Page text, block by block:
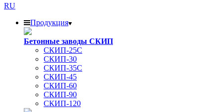
RU
Продукция
Бетонные заводы СКИП
СКИП-25С
СКИП-30
СКИП-35С
СКИП-45
СКИП-60
СКИП-90
СКИП-120